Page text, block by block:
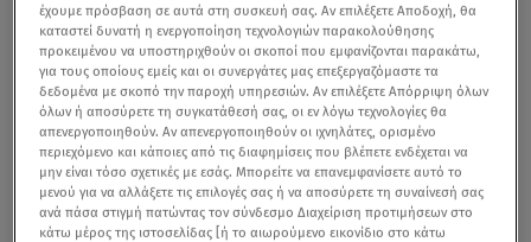
έχουμε πρόσβαση σε αυτά στη συσκευή σας. Αν επιλέξετε Αποδοχή, θα
καταστεί δυνατή η ενεργοποίηση τεχνολογιών παρακολούθησης
προκειμένου να υποστηριχθούν οι σκοποί που εμφανίζονται παρακάτω,
για τους οποίους εμείς και οι συνεργάτες μας επεξεργαζόμαστε τα
δεδομένα με σκοπό την παροχή υπηρεσιών. Αν επιλέξετε Απόρριψη όλων
όλων ή αποσύρετε τη συγκατάθεσή σας, οι εν λόγω τεχνολογίες θα
απενεργοποιηθούν. Αν απενεργοποιηθούν οι ιχνηλάτες, ορισμένο
περιεχόμενο και κάποιες από τις διαφημίσεις που βλέπετε ενδέχεται να
μην είναι τόσο σχετικές με εσάς. Μπορείτε να επανεμφανίσετε αυτό το
μενού για να αλλάξετε τις επιλογές σας ή να αποσύρετε τη συναίνεσή σας
ανά πάσα στιγμή πατώντας τον σύνδεσμο Διαχείριση προτιμήσεων στο
κάτω μέρος της ιστοσελίδας [ή το αιωρούμενο εικονίδιο στο κάτω